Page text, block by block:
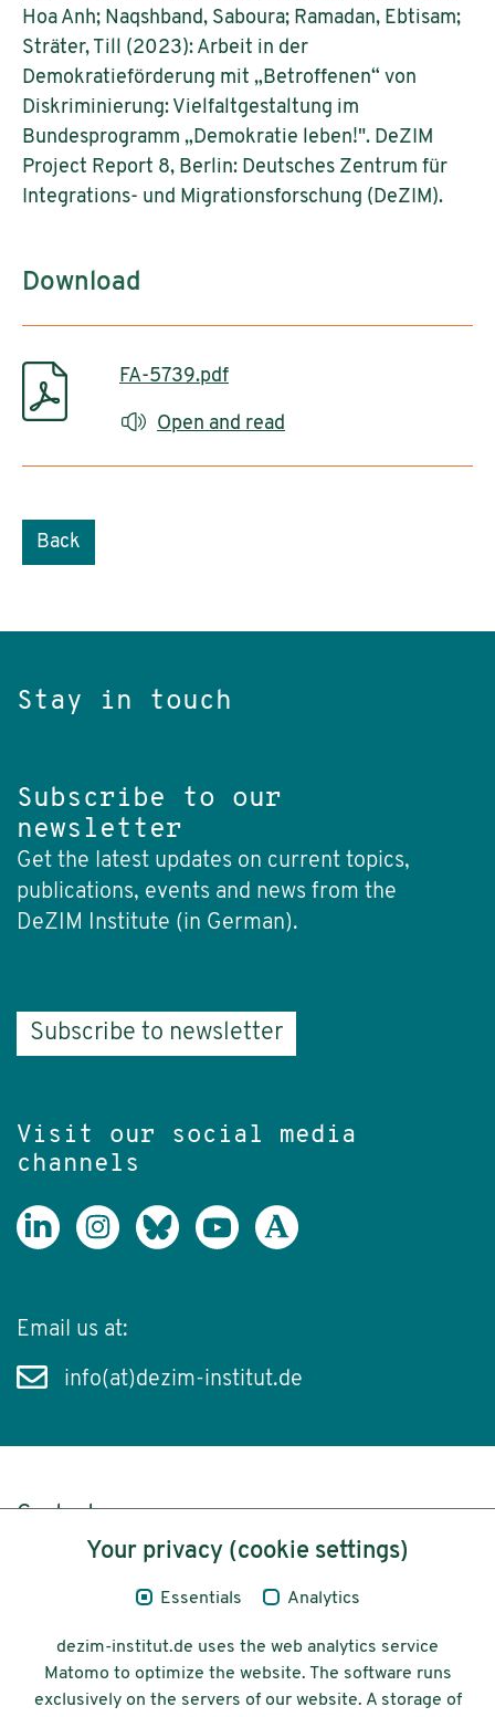
Hoa Anh; Naqshband, Saboura; Ramadan, Ebtisam;
Sträter, Till (2023): Arbeit in der
Demokratieförderung mit „Betroffenen“ von
Diskriminierung: Vielfaltgestaltung im
Bundesprogramm „Demokratie leben!". DeZIM
Project Report 8, Berlin: Deutsches Zentrum für
Integrations- und Migrationsforschung (DeZIM).
Download
FA-5739.pdf
Open and read
Back
Stay in touch
Subscribe to our
newsletter
Get the latest updates on current topics,
publications, events and news from the
DeZIM Institute (in German).
Subscribe to newsletter
Visit our social media
channels
Email us at:
info(at)dezim-institut.de
Content
Legal Notice
© 2026 Deutsches Zentrum für
Your privacy (cookie settings)
Essentials Analytics
dezim-institut.de uses the web analytics service
Matomo to optimize the website. The software runs
exclusively on the servers of our website. A storage of